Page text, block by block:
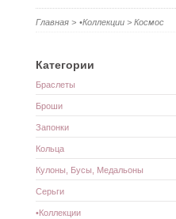
Главная > •Коллекции > Космос
Категории
Браслеты
Броши
Запонки
Кольца
Кулоны, Бусы, Медальоны
Серьги
•Коллекции